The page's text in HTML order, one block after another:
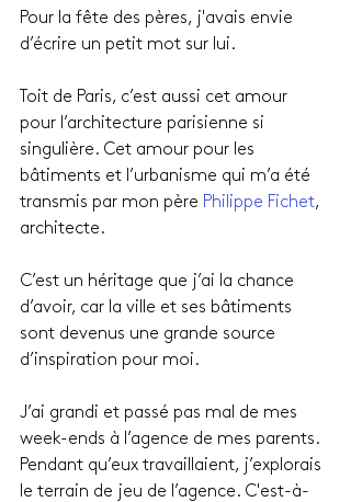
Pour la fête des pères, j'avais envie
d’écrire un petit mot sur lui.
Toit de Paris, c’est aussi cet amour
pour l’architecture parisienne si
singulière. Cet amour pour les
bâtiments et l’urbanisme qui m’a été
transmis par mon père Philippe Fichet,
architecte.
C’est un héritage que j’ai la chance
d’avoir, car la ville et ses bâtiments
sont devenus une grande source
d’inspiration pour moi.
J’ai grandi et passé pas mal de mes
week-ends à l’agence de mes parents.
Pendant qu’eux travaillaient, j’explorais
le terrain de jeu de l’agence. C'est-à-